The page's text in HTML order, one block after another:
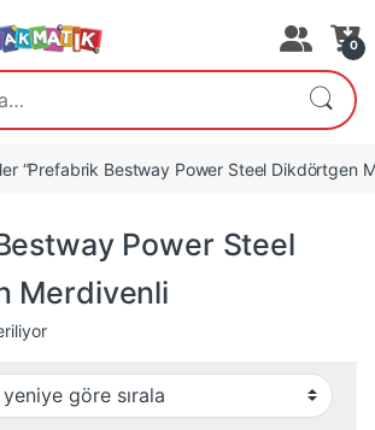
0
“Prefabrik Bestway Power Steel Dikdörtgen
Power Steel
Merdivenli